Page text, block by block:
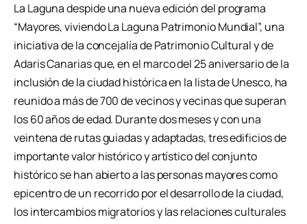
La Laguna despide una nueva edición del programa
“Mayores, viviendo La Laguna Patrimonio Mundial”, una
iniciativa de la concejalía de Patrimonio Cultural y de
Adaris Canarias que, en el marco del 25 aniversario de la
inclusión de la ciudad histórica en la lista de Unesco, ha
reunido a más de 700 de vecinos y vecinas que superan
los 60 años de edad. Durante dos meses y con una
veintena de rutas guiadas y adaptadas, tres edificios de
importante valor histórico y artístico del conjunto
histórico se han abierto a las personas mayores como
epicentro de un recorrido por el desarrollo de la ciudad,
los intercambios migratorios y las relaciones culturales